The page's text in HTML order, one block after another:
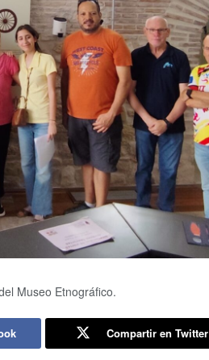
Museo Etnográfico.
Compartir en Twitter